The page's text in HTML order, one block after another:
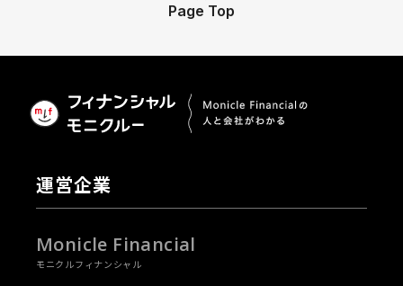
Page Top
運営企業
Monicle Financial
モニクルフィナンシャル